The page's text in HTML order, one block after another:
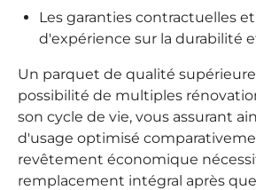
Les garanties contractuelles
d'expérience sur la durabilité
Un parquet de qualité supérieure
possibilité de multiples
son cycle de vie, vous assurant
d'usage optimisé
revêtement économique
remplacement intégral après